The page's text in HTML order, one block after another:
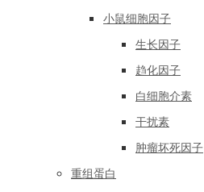
小鼠细胞因子
生长因子
趋化因子
白细胞介素
干扰素
肿瘤坏死因子
重组蛋白